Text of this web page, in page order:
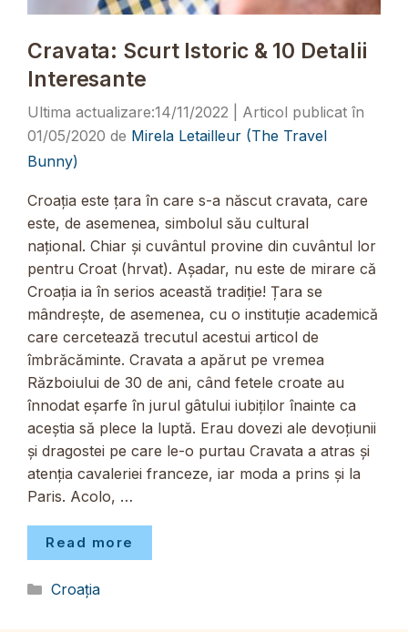
Cravata: Scurt Istoric & 10 Detalii
Interesante
14/11/2022
01/05/2020 de Mirela Letailleur (The Travel
Bunny)
Croația este țara în care s-a născut cravata, care
este, de asemenea, simbolul său cultural
național. Chiar și cuvântul provine din cuvântul lor
pentru Croat (hrvat). Așadar, nu este de mirare că
Croația ia în serios această tradiție! Țara se
mândrește, de asemenea, cu o instituție academică
care cercetează trecutul acestui articol de
îmbrăcăminte. Cravata a apărut pe vremea
Războiului de 30 de ani, când fetele croate au
înnodat eșarfe în jurul gâtului iubiților înainte ca
aceștia să plece la luptă. Erau dovezi ale devoțiunii
și dragostei pe care le-o purtau Cravata a atras și
atenția cavaleriei franceze, iar moda a prins și la
Paris. Acolo, …
Read more
Categorii
Croația